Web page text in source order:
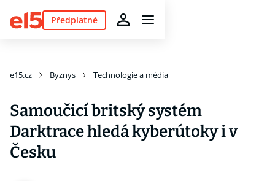
Předplatné
e15.cz Byznys Technologie a média
Samoučicí britský systém
Darktrace hledá kyberútoky i v
Česku